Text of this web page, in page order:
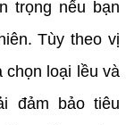
trọng nếu bạn
Tùy theo vị
chọn loại lều và
đảm bảo tiêu